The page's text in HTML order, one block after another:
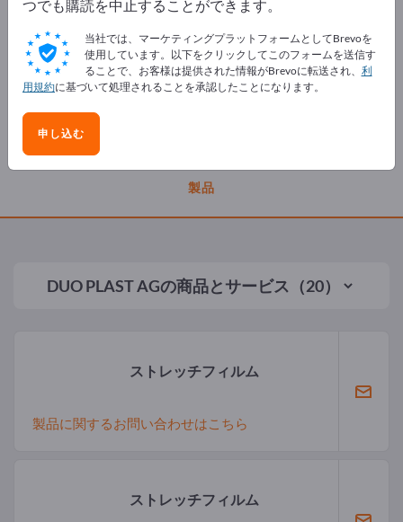
DIN EN ISO 9001
BRC-IoP British Retail Consortium &
Institute of Packaging
DIN EN ISO 50001
DIN ISO/IEC 17025:2005
製品
DUO PLAST AGの商品とサービス（20）
ストレッチフィルム
製品に関するお問い合わせはこちら
ストレッチフィルム
つでも購読を中止することができます。
当社では、マーケティングプラットフォームとしてBrevoを
使用しています。以下をクリックしてこのフォームを送信す
ることで、お客様は提供された情報がBrevoに転送され、 利
用規約に基づいて処理されることを承認したことになります。
申し込む